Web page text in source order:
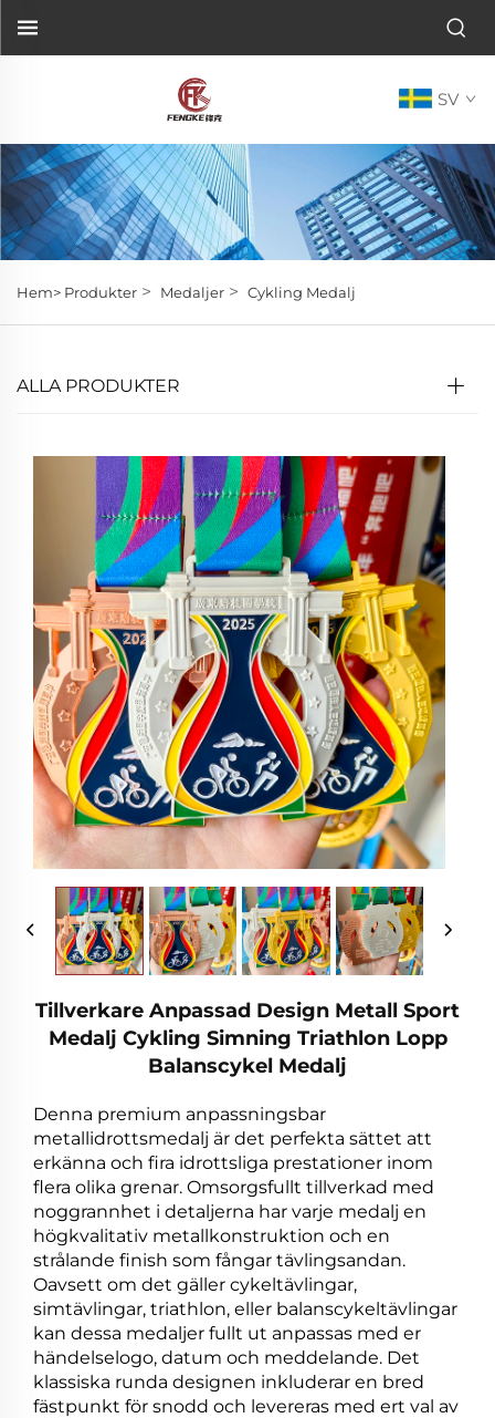
SV
Hem> Produkter > Medaljer > Cykling Medalj
ALLA PRODUKTER
Tillverkare Anpassad Design Metall Sport
Medalj Cykling Simning Triathlon Lopp
Balanscykel Medalj
Denna premium anpassningsbar
metallidrottsmedalj är det perfekta sättet att
erkänna och fira idrottsliga prestationer inom
flera olika grenar. Omsorgsfullt tillverkad med
noggrannhet i detaljerna har varje medalj en
högkvalitativ metallkonstruktion och en
strålande finish som fångar tävlingsandan.
Oavsett om det gäller cykeltävlingar,
simtävlingar, triathlon, eller balanscykeltävlingar
kan dessa medaljer fullt ut anpassas med er
händelselogo, datum och meddelande. Det
klassiska runda designen inkluderar en bred
fästpunkt för snodd och levereras med ert val av